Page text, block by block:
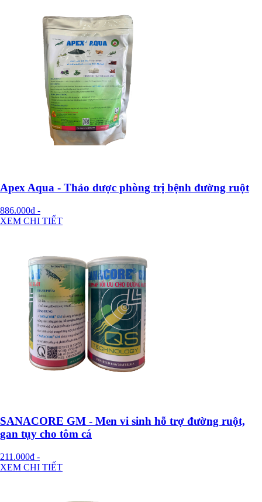
Apex Aqua - Thảo dược phòng trị bệnh đường ruột
886.000đ -
XEM CHI TIẾT
SANACORE GM - Men vi sinh hỗ trợ đường ruột,
gan tụy cho tôm cá
211.000đ -
XEM CHI TIẾT